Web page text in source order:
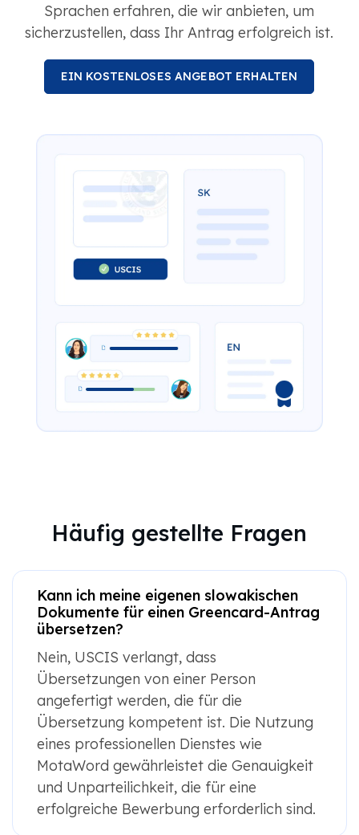
Sprachen erfahren, die wir anbieten, um
sicherzustellen, dass Ihr Antrag erfolgreich ist.
EIN KOSTENLOSES ANGEBOT ERHALTEN
Häufig gestellte Fragen
Kann ich meine eigenen slowakischen
Dokumente für einen Greencard-Antrag
übersetzen?
Nein, USCIS verlangt, dass
Übersetzungen von einer Person
angefertigt werden, die für die
Übersetzung kompetent ist. Die Nutzung
eines professionellen Dienstes wie
MotaWord gewährleistet die Genauigkeit
und Unparteilichkeit, die für eine
erfolgreiche Bewerbung erforderlich sind.